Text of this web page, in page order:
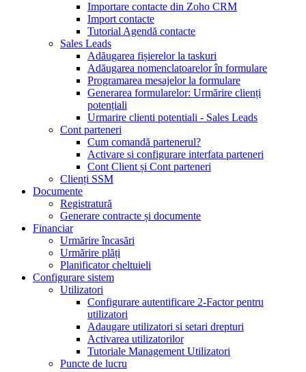
Importare contacte din Zoho CRM
Import contacte
Tutorial Agendă contacte
Sales Leads
Adăugarea fișierelor la taskuri
Adăugarea nomenclatoarelor în formulare
Programarea mesajelor la formulare
Generarea formularelor: Urmărire clienți
potențiali
Urmarire clienti potentiali - Sales Leads
Cont parteneri
Cum comandă partenerul?
Activare si configurare interfata parteneri
Cont Client și Cont parteneri
Clienți SSM
Documente
Registratură
Generare contracte și documente
Financiar
Urmărire încasări
Urmărire plăți
Planificator cheltuieli
Configurare sistem
Utilizatori
Configurare autentificare 2-Factor pentru
utilizatori
Adaugare utilizatori si setari drepturi
Activarea utilizatorilor
Tutoriale Management Utilizatori
Puncte de lucru